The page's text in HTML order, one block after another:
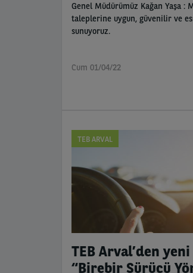
Genel Müdürümüz Kağan Yaşa :
taleplerine uygun, güvenilir ve
sunuyoruz.
Cum 01/04/22
TEB ARVAL
TEB Arval’den
“Birebir Sürücü